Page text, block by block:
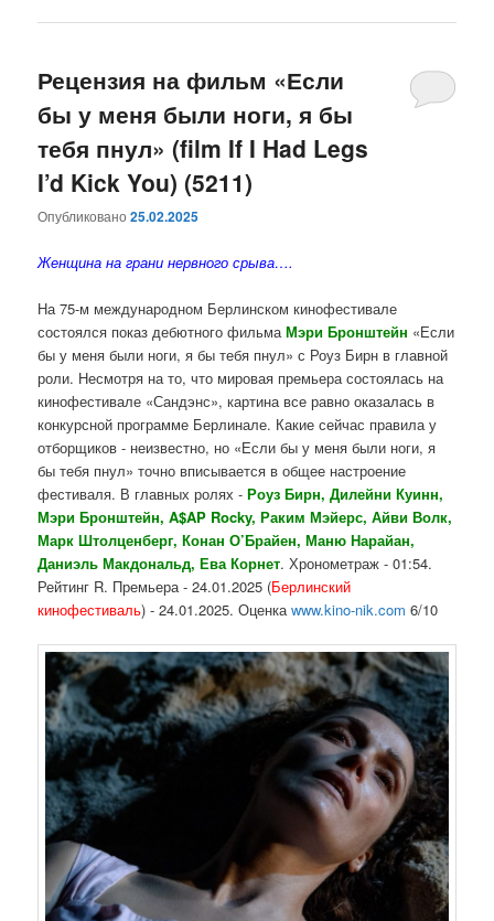
Рецензия на фильм «Если
бы у меня были ноги, я бы
тебя пнул» (film If I Had Legs
I’d Kick You) (5211)
Опубликовано25.02.2025
Женщина на грани нервного срыва….
На 75-м международном Берлинском кинофестивале
состоялся показ дебютного фильмаМэри Бронштейн «Если
бы у меня были ноги, я бы тебя пнул» с Роуз Бирн в главной
роли. Несмотря на то, что мировая премьера состоялась на
кинофестивале «Сандэнс», картина все равно оказалась в
конкурсной программе Берлинале. Какие сейчас правила у
отборщиков - неизвестно, но «Если бы у меня были ноги, я
бы тебя пнул» точно вписывается в общее настроение
фестиваля. В главных ролях -Роуз Бирн, Дилейни Куинн,
Мэри Бронштейн, A$AP Rocky, Раким Мэйерс, Айви Волк,
Марк Штолценберг, Конан О’Брайен, Маню Нарайан,
Даниэль Макдональд, Ева Корнет. Хронометраж - 01:54.
Рейтинг R. Премьера - 24.01.2025 (Берлинский
кинофестиваль) - 24.01.2025. Оценкаwww.kino-nik.com 6/10